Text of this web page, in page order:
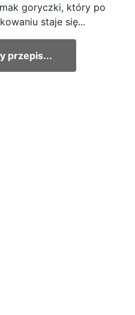
goryczki, który po
staje się...
przepis...